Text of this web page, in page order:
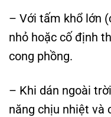
– Với tấm khổ lớn
nhỏ hoặc cố định
cong phồng.
– Khi dán ngoài
năng chịu nhiệt và